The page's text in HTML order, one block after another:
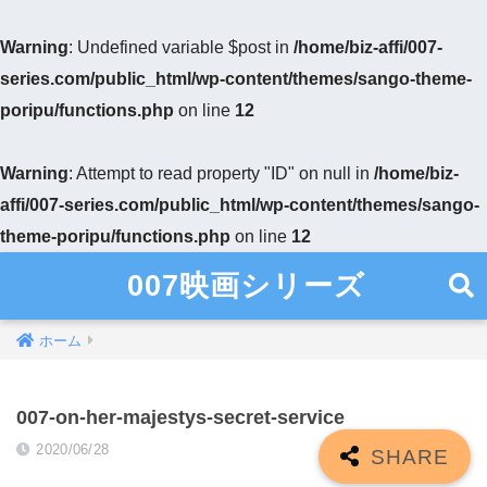
Warning: Undefined variable $post in /home/biz-affi/007-
series.com/public_html/wp-content/themes/sango-theme-
poripu/functions.php on line 12
Warning: Attempt to read property "ID" on null in /home/biz-
affi/007-series.com/public_html/wp-content/themes/sango-
theme-poripu/functions.php on line 12
007映画シリーズ
ホーム
007-on-her-majestys-secret-service
2020/06/28